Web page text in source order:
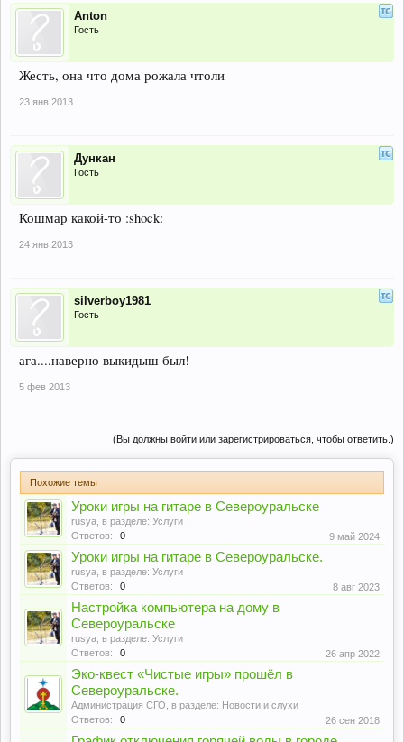
Anton
Гость
Жесть, она что дома рожала чтоли
23 янв 2013
Дункан
Гость
Кошмар какой-то :shock:
24 янв 2013
silverboy1981
Гость
ага....наверно выкидыш был!
5 фев 2013
(Вы должны войти или зарегистрироваться, чтобы ответить.)
Похожие темы
Уроки игры на гитаре в Североуральске
rusya , в разделе: Услуги
Ответов:
0 9 май 2024
Уроки игры на гитаре в Североуральске.
rusya , в разделе: Услуги
Ответов:
0 8 авг 2023
Настройка компьютера на дому в
Североуральске
rusya , в разделе: Услуги
Ответов:
0 26 апр 2022
Эко-квест «Чистые игры» прошёл в
Североуральске.
Администрация СГО , в разделе: Новости и слухи
Ответов:
0 26 сен 2018